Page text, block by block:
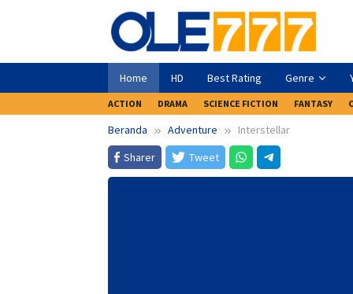
Home HD Best Rating Genre
ACTION DRAMA SCIENCE FICTION FANTASY
Beranda Adventure
Interstellar
Sharer
Tweet